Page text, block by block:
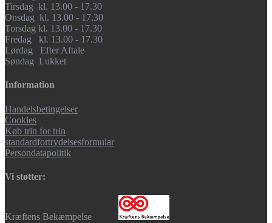
Tirsdag kl. 13.00 - 17.30
Onsdag kl. 13.00 - 17.30
Torsdag kl. 13.00 - 17.30
Fredag kl. 13.00 - 17.30
Lørdag Efter Aftale
Søndag Lukket
Information
Handelsbetingelser
Cookies
Køb trin for trin
standardfortrydelsesformular
Persondatapolitik
Vi støtter:
Kræftens Bekæmpelse